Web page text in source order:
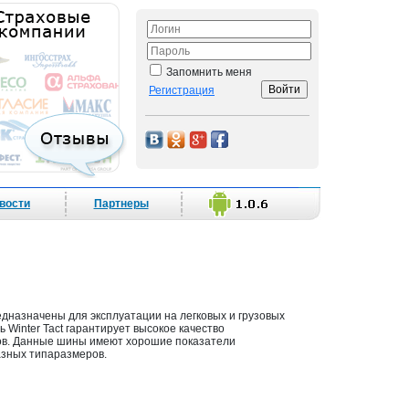
Запомнить меня
Регистрация
Партнеры
для эксплуатации на легковых и грузовых
Tact гарантирует высокое качество
Данные шины имеют хорошие показатели
типаразмеров.